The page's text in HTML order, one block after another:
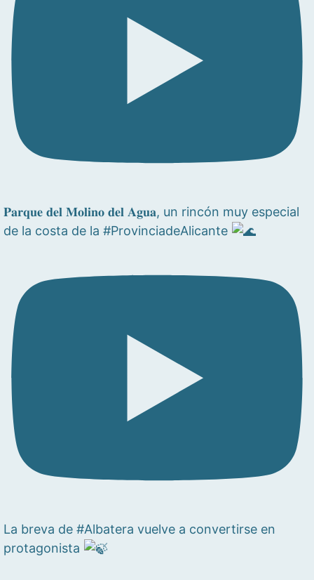
𝐏𝐚𝐫𝐪𝐮𝐞 𝐝𝐞𝐥 𝐌𝐨𝐥𝐢𝐧𝐨 𝐝𝐞𝐥 𝐀𝐠𝐮𝐚, un rincón muy especial
de la costa de la #ProvinciadeAlicante
La breva de #Albatera vuelve a convertirse en
protagonista